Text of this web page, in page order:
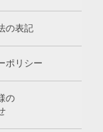
の表記
ポリシー
の